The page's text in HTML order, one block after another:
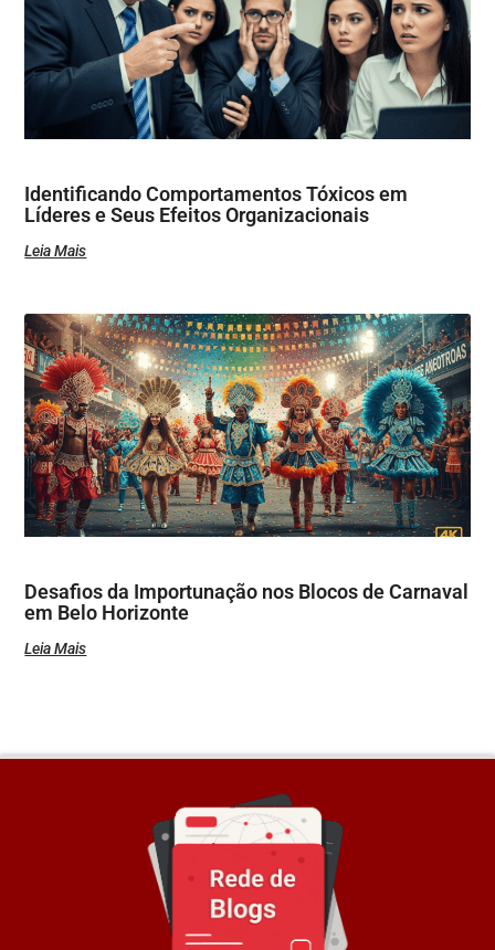
Identificando Comportamentos Tóxicos em
Líderes e Seus Efeitos Organizacionais
Leia Mais
Desafios da Importunação nos Blocos de Carnaval
em Belo Horizonte
Leia Mais